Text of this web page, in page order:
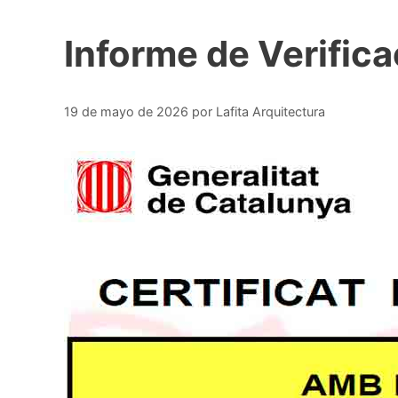
Informe de
19 de mayo de 2026 por Lafita Arquitectura